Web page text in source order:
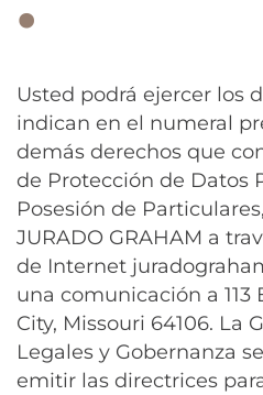
Usted podrá ejercer los
indican en el numeral
demás derechos que
de Protección de Datos
Posesión de
JURADO GRAHAM a
de Internet
una comunicación a 113
City, Missouri 64106. La
Legales y Gobernanza
emitir las directrices